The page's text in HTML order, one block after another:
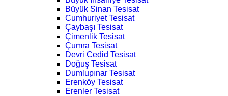
Büyük Sinan Tesisat
Cumhuriyet Tesisat
Çaybaşı Tesisat
Çimenlik Tesisat
Çumra Tesisat
Devri Cedid Tesisat
Doğuş Tesisat
Dumlupınar Tesisat
Erenköy Tesisat
Erenler Tesisat